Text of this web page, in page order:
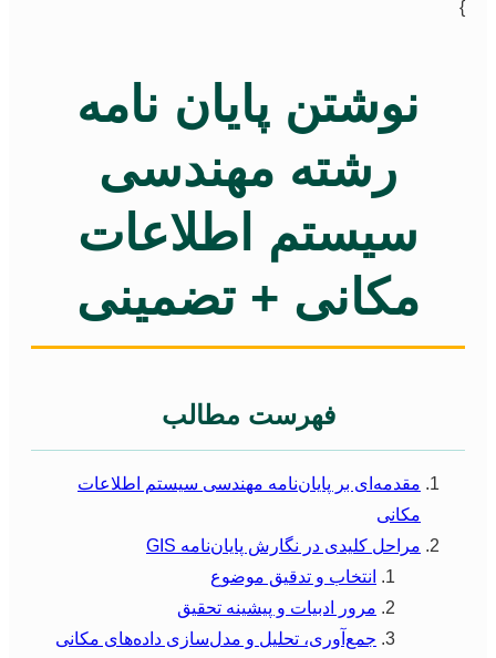
نوشتن پایان نامه
رشته مهندسی
سیستم اطلاعات
مکانی + تضمینی
فهرست مطالب
مقدمه‌ای بر پایان‌نامه مهندسی سیستم اطلاعات
مکانی
مراحل کلیدی در نگارش پایان‌نامه GIS
انتخاب و تدقیق موضوع
مرور ادبیات و پیشینه تحقیق
جمع‌آوری، تحلیل و مدل‌سازی داده‌های مکانی